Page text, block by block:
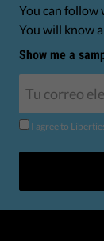
You can follow
You will know
Show me a
I agree to